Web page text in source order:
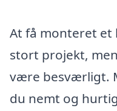
At få monteret et
stort projekt,
være besværligt.
du nemt og